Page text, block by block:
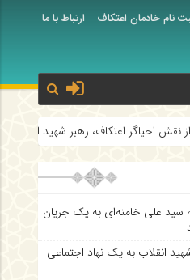
نام خادمان اعتکاف ارتباط با ما
رهبر شهید انقلاب در شکوفایی
سید علی خامنه‌ای به یک جریان
انقلاب به یک نهاد اجتماعی